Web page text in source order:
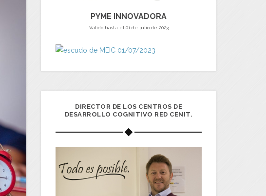
PYME INNOVADORA
Válido hasta el 01 de julio de 2023
DIRECTOR DE LOS CENTROS DE
DESARROLLO COGNITIVO RED CENIT.